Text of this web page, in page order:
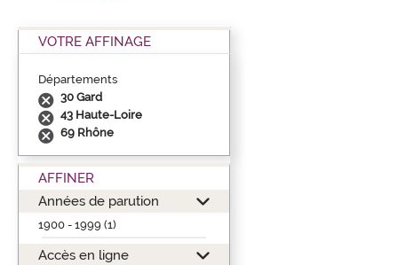
VOTRE AFFINAGE
Départements
30 Gard
43 Haute-Loire
69 Rhône
AFFINER
Années de parution
1900 - 1999 (1)
Accès en ligne